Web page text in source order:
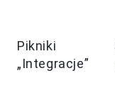
Pikniki
„Integracje”